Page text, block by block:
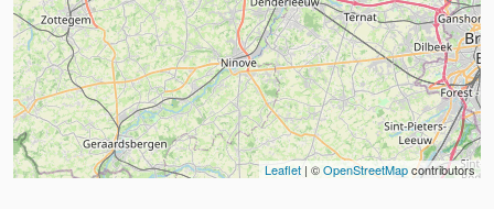
Leaflet | ©OpenStreetMapcontributors